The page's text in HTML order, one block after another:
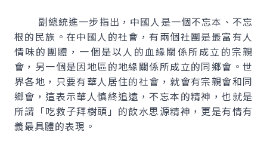
副總統進一步指出，中國人是一個不忘本、不忘
根的民族。在中國人的社會，有兩個社團是最富有人
情味的團體，一個是以人的血緣關係所成立的宗親
會，另一個是因地區的地緣關係所成立的同鄉會。世
界各地，只要有華人居住的社會，就會有宗親會和同
鄉會，這表示華人慎終追遠，不忘本的精神，也就是
所謂「吃救子拜樹頭」的飲水思源精神，更是有情有
義最具體的表現。